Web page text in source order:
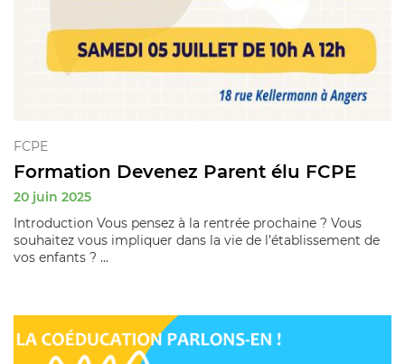
FCPE
Formation Devenez Parent élu FCPE
20 juin 2025
Introduction Vous pensez à la rentrée prochaine ? Vous
souhaitez vous impliquer dans la vie de l’établissement de
vos enfants ? ...